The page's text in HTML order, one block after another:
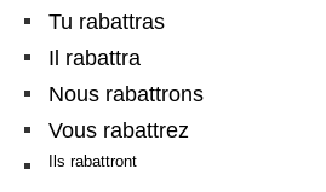
Tu rabattras
Il rabattra
Nous rabattrons
Vous rabattrez
Ils rabattront